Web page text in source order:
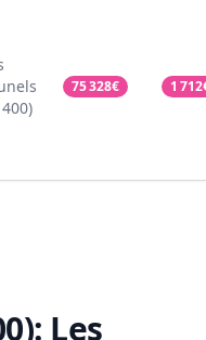
75 328€ 1 712
Les